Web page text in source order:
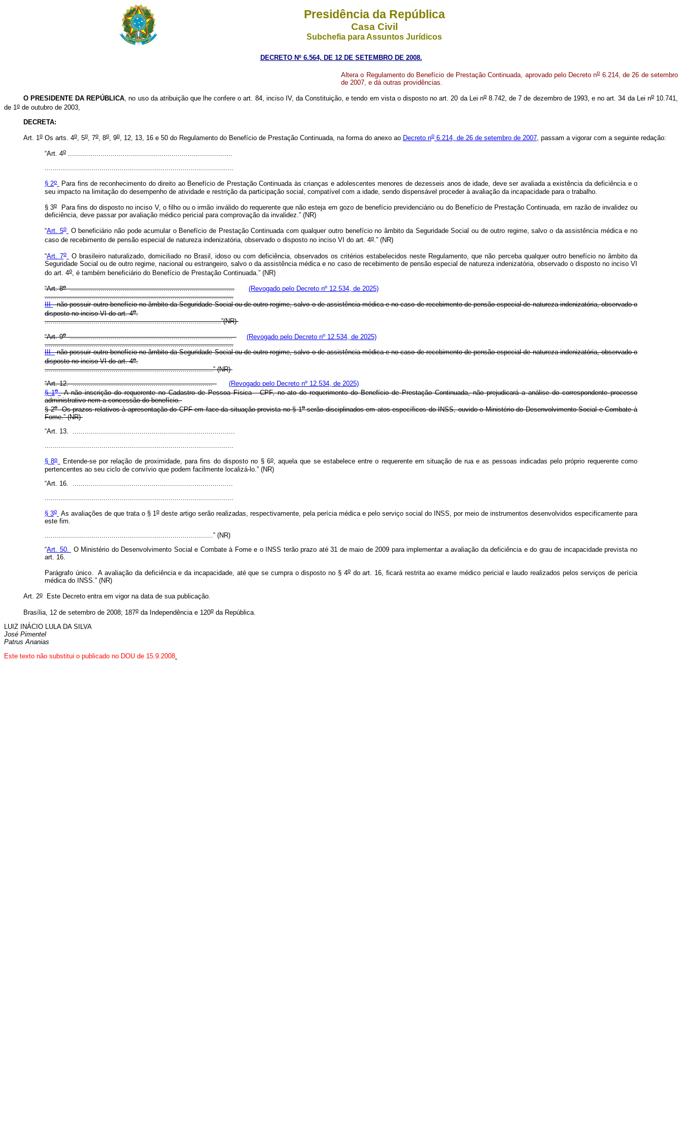
Presidência da República
Casa Civil
Subchefia para Assuntos Jurídicos
DECRETO Nº 6.564, DE 12 DE SETEMBRO DE 2008.
Altera o Regulamento do Benefício de Prestação Continuada, aprovado pelo Decreto no6.214, de 26 de setembro
de 2007, e dá outras providências.
O PRESIDENTE DA REPÚBLICA, no uso da atribuição que lhe confere o art. 84, inciso IV, da Constituição, e tendo em vista o disposto no art. 20 da Lei no8.742, de 7 de dezembro de 1993, e no art. 34 da Lei no10.741,
de 1o de outubro de 2003,
DECRETA:
Art. 1oOs arts. 4o, 5o, 7o, 8o, 9o, 12, 13, 16 e 50 do Regulamento do Benefício de Prestação Continuada, na forma do anexo ao Decreto no6.214, de 26 de setembro de 2007, passam a vigorar com a seguinte redação:
“Art. 4o .................................................................................
.............................................................................................
§ 2o
Para fins de reconhecimento do direito ao Benefício de Prestação Continuada às crianças e adolescentes menores de dezesseis anos de idade, deve ser avaliada a existência da deficiência e o
seu impacto na limitação do desempenho de atividade e restrição da participação social, compatível com a idade, sendo dispensável proceder à avaliação da incapacidade para o trabalho.
§ 3oPara fins do disposto no inciso V, o filho ou o irmão inválido do requerente que não esteja em gozo de benefício previdenciário ou do Benefício de Prestação Continuada, em razão de invalidez ou
deficiência, deve passar por avaliação médico pericial para comprovação da invalidez.” (NR)
“Art. 5o
O beneficiário não pode acumular o Benefício de Prestação Continuada com qualquer outro benefício no âmbito da Seguridade Social ou de outro regime, salvo o da assistência médica e no
caso de recebimento de pensão especial de natureza indenizatória, observado o disposto no inciso VI do art. 4o.” (NR)
“Art. 7o
O brasileiro naturalizado, domiciliado no Brasil, idoso ou com deficiência, observados os critérios estabelecidos neste Regulamento, que não perceba qualquer outro benefício no âmbito da
Seguridade Social ou de outro regime, nacional ou estrangeiro, salvo o da assistência médica e no caso de recebimento de pensão especial de natureza indenizatória, observado o disposto no inciso VI
do art. 4o, é também beneficiário do Benefício de Prestação Continuada.” (NR)
“Art. 8o.................................................................................
(Revogado pelo Decreto nº 12.534, de 2025)
.............................................................................................
III- não possuir outro benefício no âmbito da Seguridade Social ou de outro regime, salvo o de assistência médica e no caso de recebimento de pensão especial de natureza indenizatória, observado o
disposto no inciso VI do art. 4o.
.......................................................................................”(NR)
“Art. 9o................................................................................
(Revogado pelo Decreto nº 12.534, de 2025)
.............................................................................................
III -não possuir outro benefício no âmbito da Seguridade Social ou de outro regime, salvo o de assistência médica e no caso de recebimento de pensão especial de natureza indenizatória, observado o
disposto no inciso VI do art. 4o.
...................................................................................” (NR)
“Art. 12. .....................................................................
(Revogado pelo Decreto nº 12.534, de 2025)
§ 1o A não inscrição do requerente no Cadastro de Pessoa Física - CPF, no ato do requerimento do Benefício de Prestação Continuada, não prejudicará a análise do correspondente processo
administrativo nem a concessão do benefício.
§ 2oOs prazos relativos à apresentação do CPF em face da situação prevista no § 1oserão disciplinados em atos específicos do INSS, ouvido o Ministério do Desenvolvimento Social e Combate à
Fome.” (NR)
“Art. 13. ................................................................................
.............................................................................................
§ 8o Entende-se por relação de proximidade, para fins do disposto no § 6o, aquela que se estabelece entre o requerente em situação de rua e as pessoas indicadas pelo próprio requerente como
pertencentes ao seu ciclo de convívio que podem facilmente localizá-lo.” (NR)
“Art. 16. ...............................................................................
§ 3o As avaliações de que trata o § 1 o deste artigo serão realizadas, respectivamente, pela perícia médica e pelo serviço social do INSS, por meio de instrumentos desenvolvidos especificamente para
este fim.
...................................................................................” (NR)
“Art. 50.
O Ministério do Desenvolvimento Social e Combate à Fome e o INSS terão prazo até 31 de maio de 2009 para implementar a avaliação da deficiência e do grau de incapacidade prevista no
art. 16.
Parágrafo único. A avaliação da deficiência e da incapacidade, até que se cumpra o disposto no § 4odo art. 16, ficará restrita ao exame médico pericial e laudo realizados pelos serviços de perícia
médica do INSS.” (NR)
Art. 2oEste Decreto entra em vigor na data de sua publicação.
Brasília, 12 de setembro de 2008; 187oda Independência e 120oda República.
LUIZ INÁCIO LULA DA SILVA
José Pimentel
Patrus Ananias
Este texto não substitui o publicado no DOU de 15.9.2008